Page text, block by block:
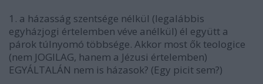
1. a házasság szentsége nélkül (legalábbis
egyházjogi értelemben véve anélkül) él együtt a
párok túlnyomó többsége. Akkor most ők teologice
(nem JOGILAG, hanem a Jézusi értelemben)
EGYÁLTALÁN nem is házasok? (Egy picit sem?)